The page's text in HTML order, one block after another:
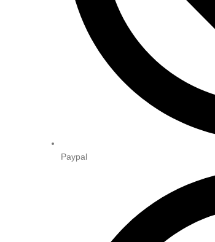
Paypal